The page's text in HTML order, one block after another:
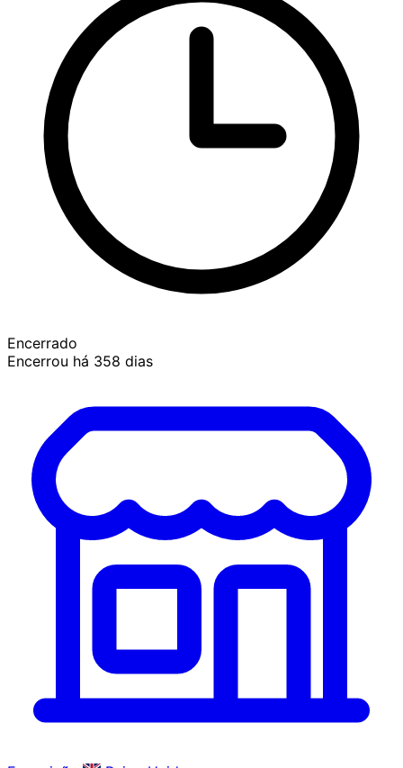
Encerrado
Encerrou há 358 dias